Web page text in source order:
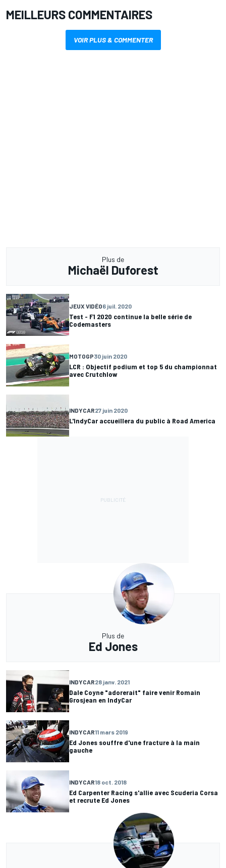
MEILLEURS COMMENTAIRES
VOIR PLUS & COMMENTER
Plus de
Michaël Duforest
JEUX VIDÉO6 juil. 2020
Test - F1 2020 continue la belle série de
Codemasters
MOTOGP30 juin 2020
LCR : Objectif podium et top 5 du championnat
avec Crutchlow
INDYCAR27 juin 2020
L'IndyCar accueillera du public à Road America
Plus de
Ed Jones
INDYCAR28 janv. 2021
Dale Coyne "adorerait" faire venir Romain
Grosjean en IndyCar
INDYCAR11 mars 2019
Ed Jones souffre d'une fracture à la main
gauche
INDYCAR18 oct. 2018
Ed Carpenter Racing s'allie avec Scuderia Corsa
et recrute Ed Jones